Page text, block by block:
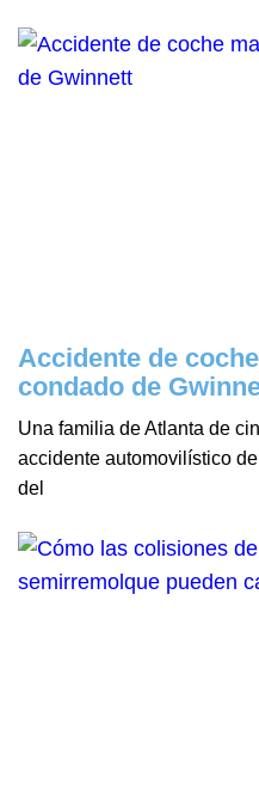
Accidente de
condado de
Una familia de Atlanta de
accidente automovilístico
del